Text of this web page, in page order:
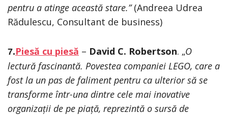
pentru a atinge această stare.”(Andreea Udrea
Rădulescu, Consultant de business)
7.Piesă cu piesă – David C. Robertson. „O
lectură fascinantă. Povestea companiei LEGO, care a
fost la un pas de faliment pentru ca ulterior să se
transforme într-una dintre cele mai inovative
organizații de pe piață, reprezintă o sursă de